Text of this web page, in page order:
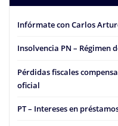
Infórmate con Carlos
Insolvencia PN –
Pérdidas fiscales
oficial
PT – Intereses en